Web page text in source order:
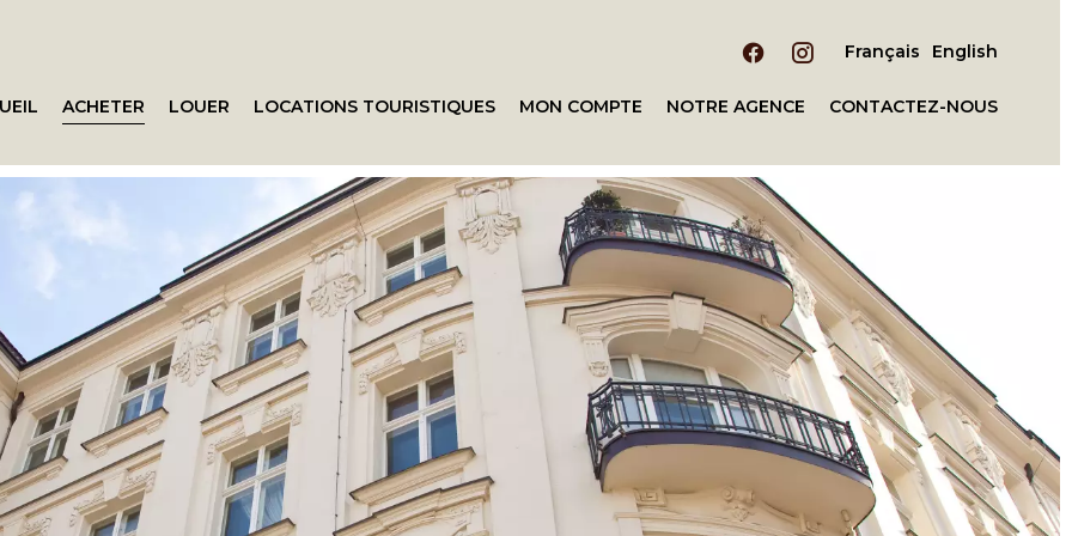
Français English
ACHETER LOUER LOCATIONS TOURISTIQUES MON COMPTE NOTRE AGENCE CONTACTEZ-NOUS